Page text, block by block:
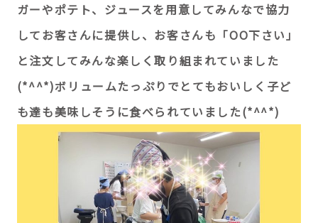
ガーやポテト、ジュースを用意してみんなで協力
してお客さんに提供し、お客さんも「OO下さい」
と注文してみんな楽しく取り組まれていました
(*^^*)ボリュームたっぷりでとてもおいしく子ど
も達も美味しそうに食べられていました(*^^*)